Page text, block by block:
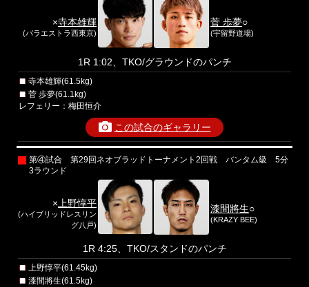
×寺本雄輝
(パラエストラ西東京)
菅 歩夢○
(宇留野道場)
1R 1:02、TKO/グラウンドのパンチ
寺本雄輝(61.5kg)
菅 歩夢(61.1kg)
レフェリー：梅田恒介
この試合のギャラリー
第④試合 第29回ネオブラッドトーナメント2回戦 バンタム級 5分
3ラウンド
× 上野惇平
(ハイブリッドレスリン
グ八戸)
漆間將生○
(KRAZY BEE)
1R 4:25、TKO/スタンドのパンチ
上野惇平(61.45kg)
漆間將生(61.5kg)